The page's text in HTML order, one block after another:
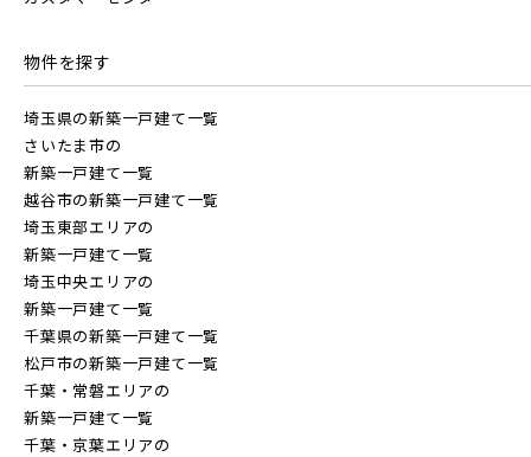
JR埼京線
JR川越線
JR東北本線 [宇都宮線]
JR高崎線
JR武蔵野線
地図にあるご希望の物件アイコンをクリックすると
物件詳細が表示されます
見学OK
地域
すべて
画像
すべて
キッチン
その他 関連画像
こだわり条件
物件を探す
埼玉県の新築一戸建て一覧
さいたま市の
新築一戸建て一覧
越谷市の新築一戸建て一覧
埼玉東部エリアの
新築一戸建て一覧
埼玉中央エリアの
新築一戸建て一覧
千葉県の新築一戸建て一覧
松戸市の新築一戸建て一覧
千葉・常磐エリアの
新築一戸建て一覧
千葉・京葉エリアの